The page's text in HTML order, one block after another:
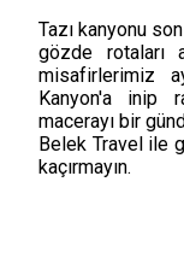
Tazı kanyonu
gözde rotaları
misafirlerimiz
Kanyon'a inip
macerayı bir
Belek Travel ile
kaçırmayın.